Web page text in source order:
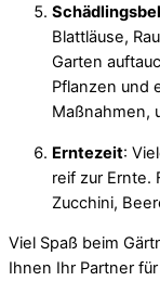
Blattläuse,
Garten
Pflanzen und
Maßnahmen,
Erntezeit:
reif zur Ernte.
Zucchini,
Viel Spaß beim
Ihnen Ihr Partner für